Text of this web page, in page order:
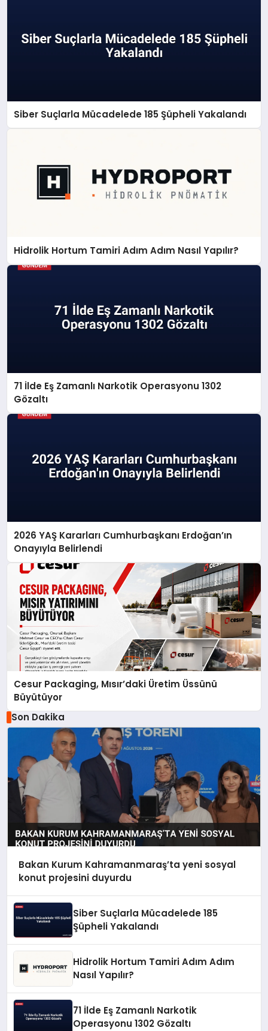
Siber Suçlarla Mücadelede 185 Şüpheli Yakalandı
Hidrolik Hortum Tamiri Adım Adım Nasıl Yapılır?
71 İlde Eş Zamanlı Narkotik Operasyonu 1302
Gözaltı
2026 YAŞ Kararları Cumhurbaşkanı Erdoğan’ın
Onayıyla Belirlendi
Cesur Packaging, Mısır’daki Üretim Üssünü
Büyütüyor
Son Dakika
Bakan Kurum Kahramanmaraş’ta yeni sosyal
konut projesini duyurdu
Siber Suçlarla Mücadelede 185
Şüpheli Yakalandı
Hidrolik Hortum Tamiri Adım Adım
Nasıl Yapılır?
71 İlde Eş Zamanlı Narkotik
Operasyonu 1302 Gözaltı